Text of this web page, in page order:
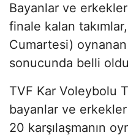
Bayanlar ve
finale kalan
Cumartesi) oynanan
sonucunda belli
TVF Kar Voleybolu
bayanlar ve
20 karşılaşmanın